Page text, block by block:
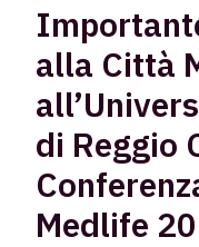
alla Città
di Reggio
Medlife